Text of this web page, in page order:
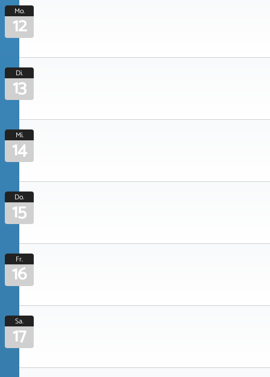
Mo.
12
Di.
13
Mi.
14
Do.
15
Fr.
16
Sa.
17